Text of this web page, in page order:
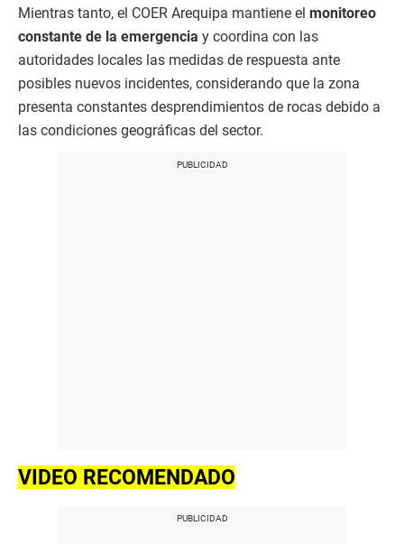
Mientras tanto, el COER Arequipa mantiene el monitoreo
constante de la emergencia y coordina con las
autoridades locales las medidas de respuesta ante
posibles nuevos incidentes, considerando que la zona
presenta constantes desprendimientos de rocas debido a
las condiciones geográficas del sector.
VIDEO RECOMENDADO